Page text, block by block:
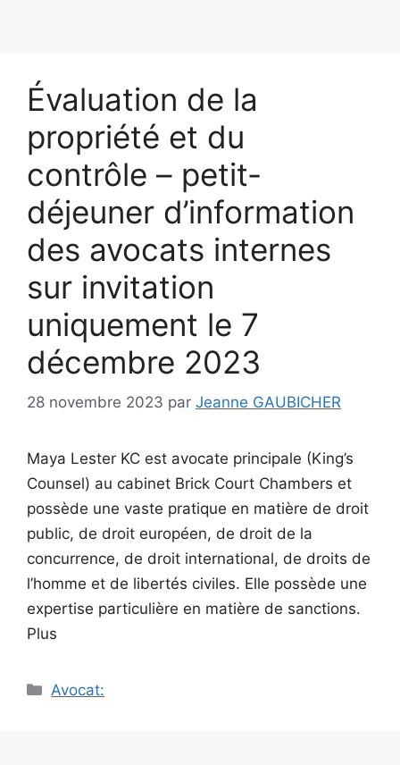
Évaluation de la
propriété et du
contrôle – petit-
déjeuner d’information
des avocats internes
sur invitation
uniquement le 7
décembre 2023
28 novembre 2023 par Jeanne GAUBICHER
Maya Lester KC est avocate principale (King’s
Counsel) au cabinet Brick Court Chambers et
possède une vaste pratique en matière de droit
public, de droit européen, de droit de la
concurrence, de droit international, de droits de
l’homme et de libertés civiles. Elle possède une
expertise particulière en matière de sanctions.
Plus
Catégories
Avocat: